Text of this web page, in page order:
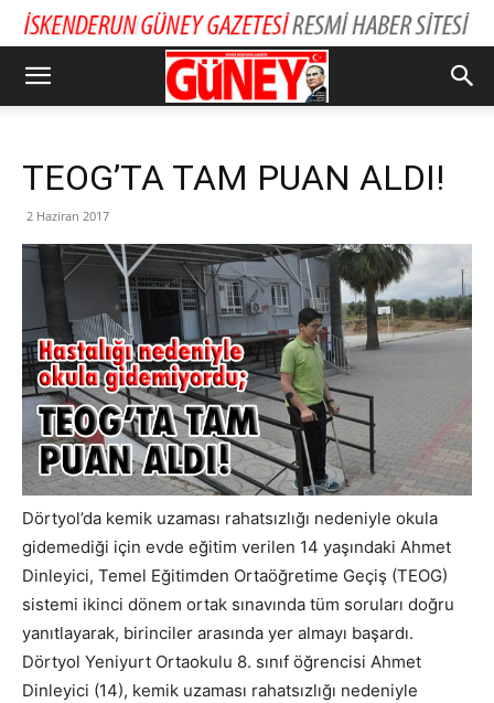
TEOG’TA TAM PUAN ALDI!
2 Haziran 2017
Dörtyol’da kemik uzaması rahatsızlığı nedeniyle okula
gidemediği için evde eğitim verilen 14 yaşındaki Ahmet
Dinleyici, Temel Eğitimden Ortaöğretime Geçiş (TEOG)
sistemi ikinci dönem ortak sınavında tüm soruları doğru
yanıtlayarak, birinciler arasında yer almayı başardı.
Dörtyol Yeniyurt Ortaokulu 8. sınıf öğrencisi Ahmet
Dinleyici (14), kemik uzaması rahatsızlığı nedeniyle